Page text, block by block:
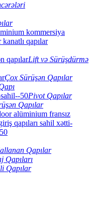
Lift və Sürüşdürmə
Çox Sürüşən Qapılar
Pivot Qapılar
Qapılar
Qapılar
Qapıları
Qapılar